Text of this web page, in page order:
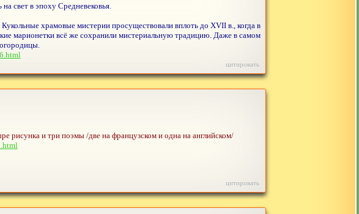
свет в эпоху Средневековья.
храмовые мистерии просуществовали вплоть до XVII в., когда в
марионетки всё же сохранили мистериальную традицию. Даже в самом
цитировать
рисунка и три поэмы /две на французском и одна на английском/
цитировать